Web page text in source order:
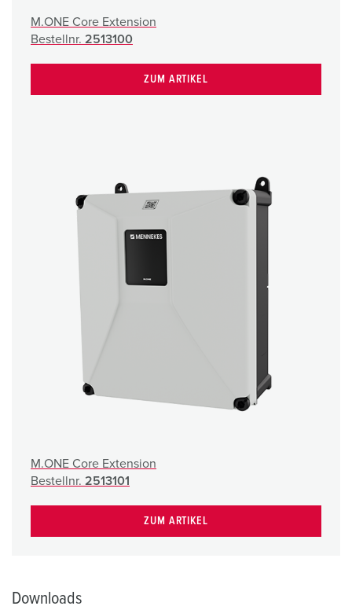
M.ONE Core Extension
Bestellnr. 2513100
ZUM ARTIKEL
M.ONE Core Extension
Bestellnr. 2513101
ZUM ARTIKEL
Downloads